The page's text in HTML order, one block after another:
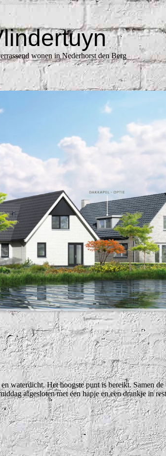
wonen in Nederhorst den Berg
waterdicht. Het hoogste punt is bereikt. Samen
afgesloten met een hapje en een drankje in